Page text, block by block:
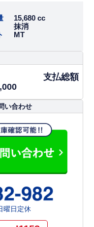
支払総額
い合わせ
曜日定休
15,680 cc
抹消
MT